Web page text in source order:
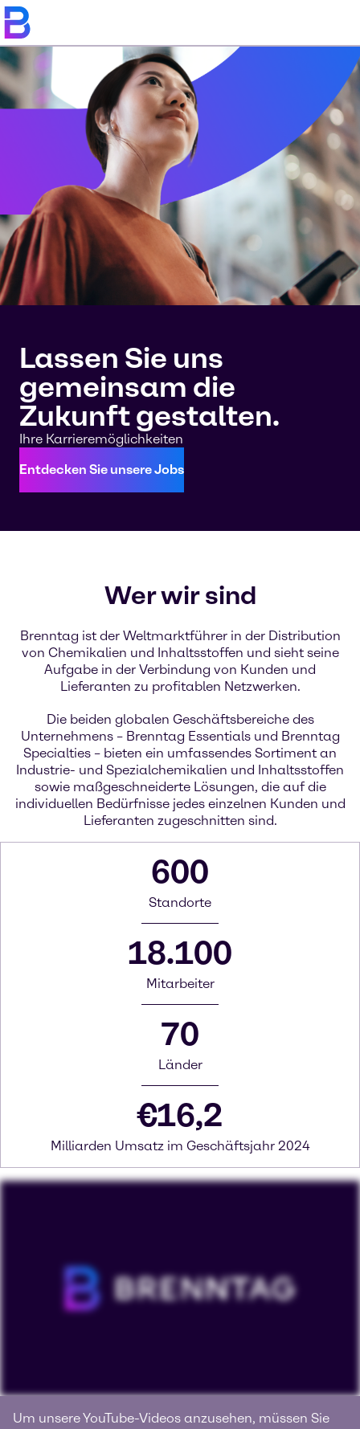
Lassen Sie uns
gemeinsam die
Zukunft gestalten.
Ihre Karrieremöglichkeiten
Entdecken Sie unsere Jobs
Wer wir sind
Brenntag ist der Weltmarktführer in der Distribution
von Chemikalien und Inhaltsstoffen und sieht seine
Aufgabe in der Verbindung von Kunden und
Lieferanten zu profitablen Netzwerken.
Die beiden globalen Geschäftsbereiche des
Unternehmens – Brenntag Essentials und Brenntag
Specialties – bieten ein umfassendes Sortiment an
Industrie- und Spezialchemikalien und Inhaltsstoffen
sowie maßgeschneiderte Lösungen, die auf die
individuellen Bedürfnisse jedes einzelnen Kunden und
Lieferanten zugeschnitten sind.
600
Standorte
18.100
Mitarbeiter
70
Länder
€16,2
Milliarden Umsatz im Geschäftsjahr 2024
Um unsere YouTube-Videos anzusehen, müssen Sie
Willkommen bei Brenntag